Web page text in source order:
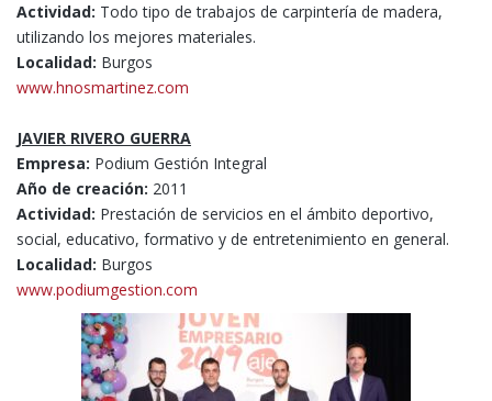
Actividad: Todo tipo de trabajos de carpintería de madera,
utilizando los mejores materiales.
Localidad: Burgos
www.hnosmartinez.com
JAVIER RIVERO GUERRA
Empresa: Podium Gestión Integral
Año de creación: 2011
Actividad: Prestación de servicios en el ámbito deportivo,
social, educativo, formativo y de entretenimiento en general.
Localidad: Burgos
www.podiumgestion.com